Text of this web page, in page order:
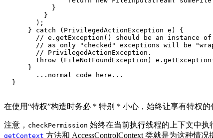
            }
          }
        );
      } catch (PrivilegedActionException e) {
// e.getException() should be an instance
// as only "checked" exceptions will be
        //
PrivilegedActionException .
throw (FileNotFoundException)
      }
        ...normal code here...
  }
在使用“特权”构造时务必 * 特别 * 小心，始终让享有特权的
注意， checkPermission 始终在当前执行线程的上下文中
getContext 方法和 AccessControlContext 类就是为这种情况